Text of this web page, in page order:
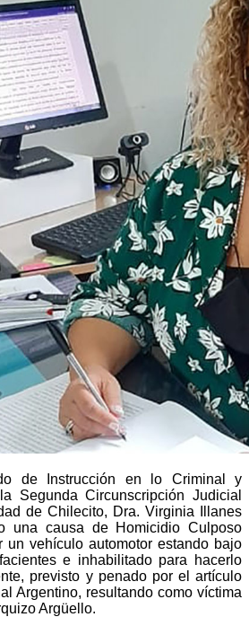
de Instrucción en lo Criminal y
Segunda Circunscripción Judicial
de Chilecito, Dra. Virginia Illanes
una causa de Homicidio Culposo
un vehículo automotor estando bajo
e inhabilitado para hacerlo
previsto y penado por el artículo
Argentino, resultando como víctima
Argüello.